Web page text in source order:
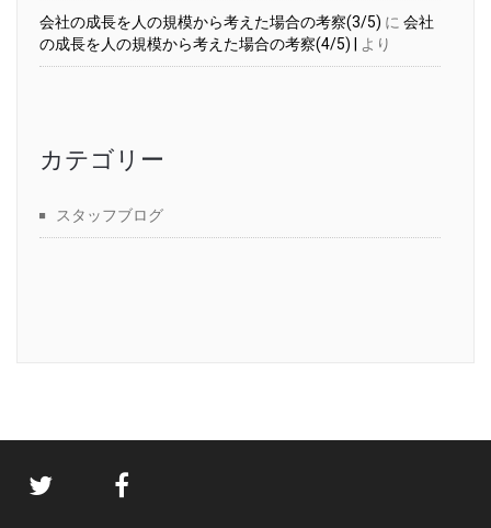
会社の成長を人の規模から考えた場合の考察(3/5) に 会社
の成長を人の規模から考えた場合の考察(4/5) |
より
カテゴリー
スタッフブログ